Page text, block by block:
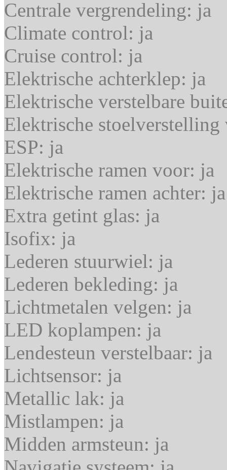
Centrale vergrendeling: ja
Climate control: ja
Cruise control: ja
Elektrische achterklep: ja
Elektrische verstelbare
Elektrische
ESP: ja
Elektrische ramen voor: ja
Elektrische ramen achter: ja
Extra getint glas: ja
Isofix: ja
Lederen stuurwiel: ja
Lederen bekleding: ja
Lichtmetalen velgen: ja
LED koplampen: ja
Lendesteun verstelbaar: ja
Lichtsensor: ja
Metallic lak: ja
Mistlampen: ja
Midden armsteun: ja